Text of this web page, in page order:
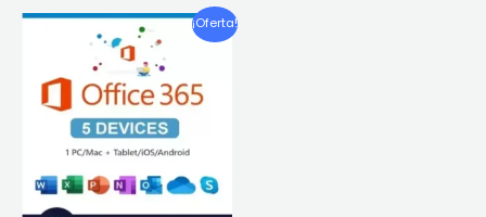
¡Oferta!
El
precio
ARS
$84,990.00.
El
precio
ARS
$14,990.00.